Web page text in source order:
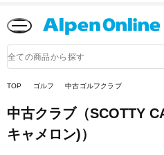
品
検
TOP ゴルフ 中古ゴルフクラブ
中古クラブ（SCOTTY
キャメロン)）